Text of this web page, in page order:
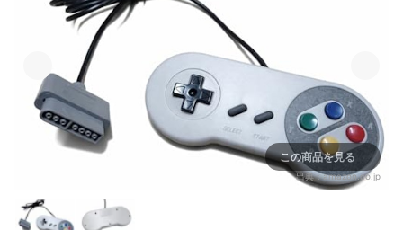
この商品を見る
出典：amazon.co.jp